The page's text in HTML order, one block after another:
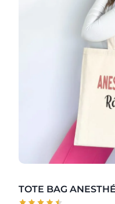
TOTE BAG